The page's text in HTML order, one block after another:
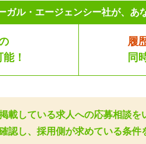
ガル・エージェンシー社が、あ
！
履
同
載している求人への応募相談を
認し、採用側が求めている条